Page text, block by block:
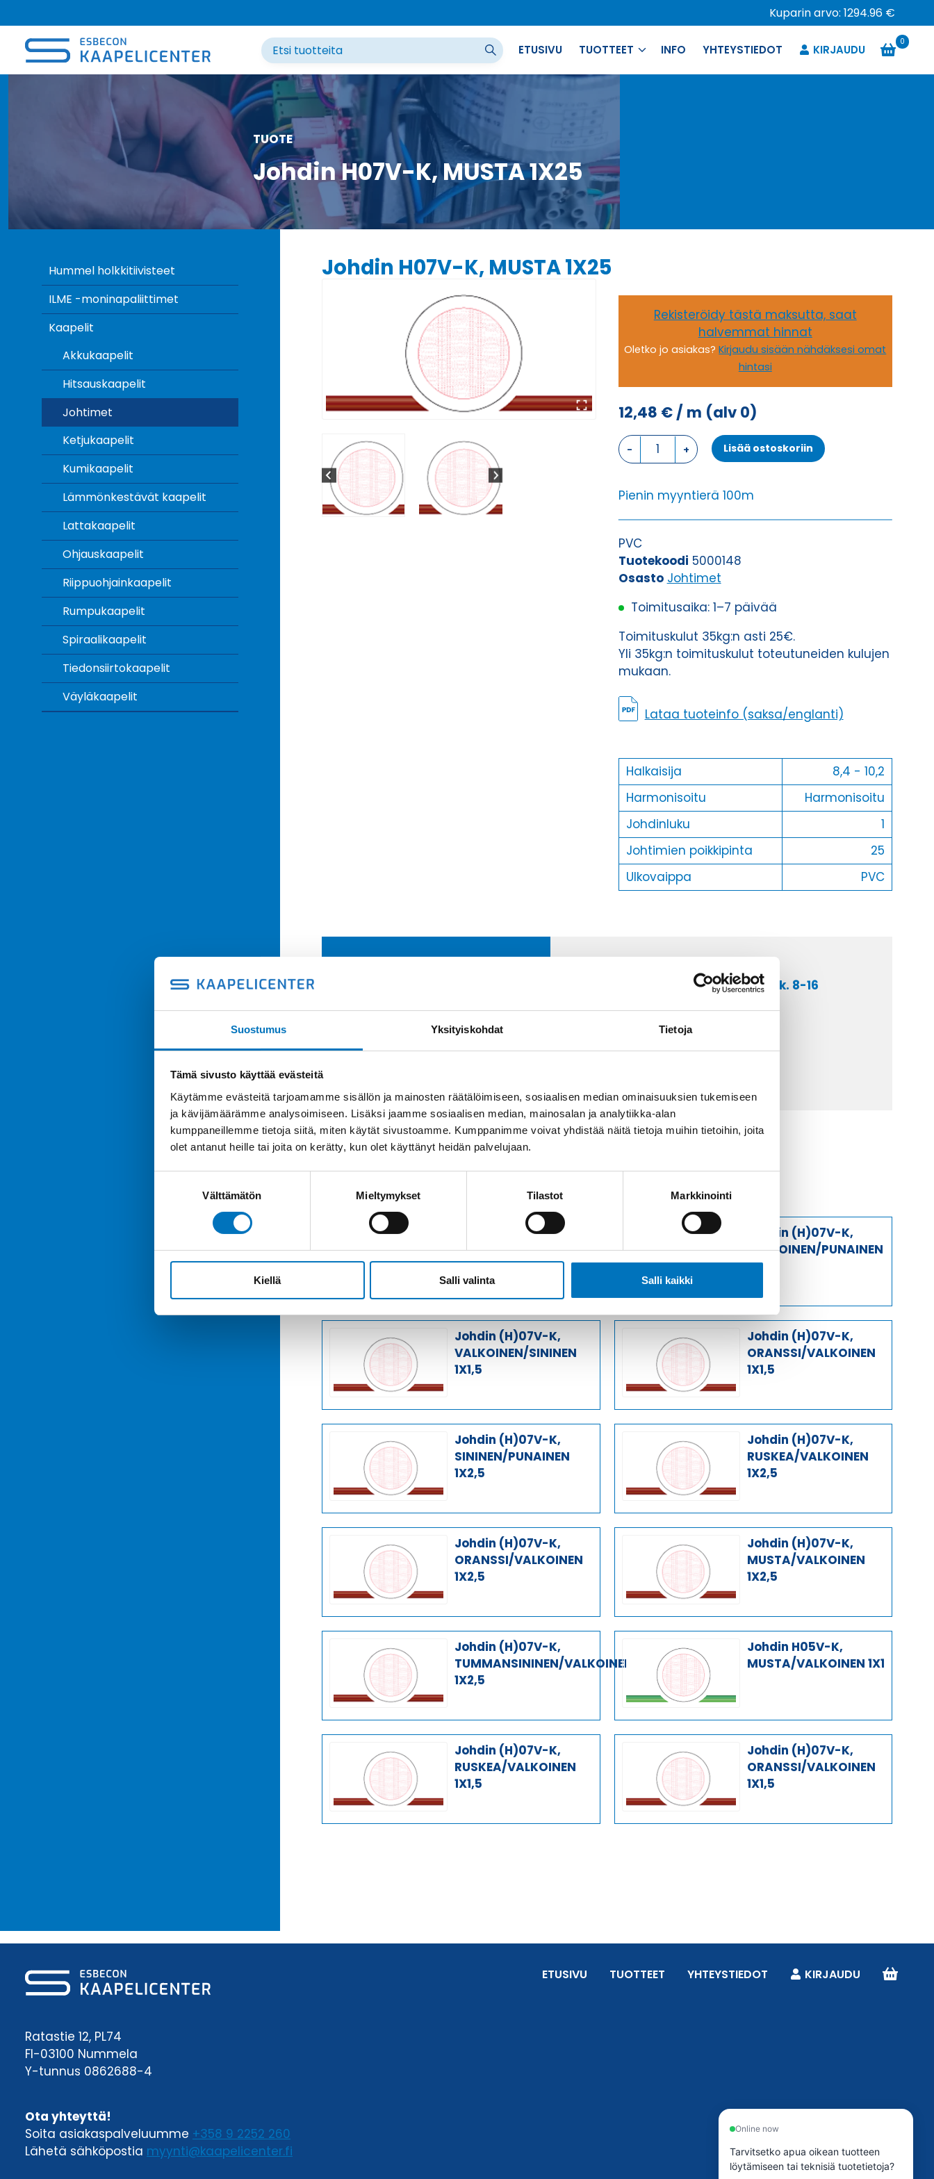
Suostumus Yksityiskohdat Tietoja
Tämä sivusto käyttää evästeitä
Käytämme evästeitä tarjoamamme sisällön ja mainosten räätälöimiseen, sosiaalisen median ominaisuuksien tukemiseen
ja kävijämäärämme analysoimiseen. Lisäksi jaamme sosiaalisen median, mainosalan ja analytiikka-alan
kumppaneillemme tietoja siitä, miten käytät sivustoamme. Kumppanimme voivat yhdistää näitä tietoja muihin tietoihin, joita
olet antanut heille tai joita on kerätty, kun olet käyttänyt heidän palvelujaan.
Välttämätön Mieltymykset Tilastot Markkinointi
Kiellä Salli valinta Salli kaikki
sisältöön
Kuparin arvo: 1294.96 €
ETUSIVU TUOTTEET INFO YHTEYSTIEDOT KIRJAUDU
0
TUOTE
Johdin H07V-K, MUSTA 1X25
Hummel holkkitiivisteet
ILME -moninapaliittimet
Kaapelit
Akkukaapelit
Hitsauskaapelit
Johtimet
Ketjukaapelit
Kumikaapelit
Lämmönkestävät kaapelit
Lattakaapelit
Ohjauskaapelit
Riippuohjainkaapelit
Rumpukaapelit
Spiraalikaapelit
Tiedonsiirtokaapelit
Väyläkaapelit
Johdin H07V-K, MUSTA 1X25
Rekisteröidy tästä maksutta, saat
halvemmat hinnat
Oletko jo asiakas?Kirjaudu sisään nähdäksesi omat
hintasi
12,48 €/ m (alv 0)
Johdin
H07V-
MUSTA
Lisää ostoskoriin
Pienin myyntierä 100m
PVC
Tuotekoodi 5000148
Osasto Johtimet
Toimitusaika: 1–7 päivää
Toimituskulut 35kg:n asti 25€.
Yli 35kg:n toimituskulut toteutuneiden kulujen
mukaan.
Lataa tuoteinfo (saksa/englanti)
Halkaisija
8,4 - 10,2
Harmonisoitu
Harmonisoitu
Johdinluku
1
Johtimien poikkipinta
25
Ulkovaippa
PVC
Anna meidän
auttaa.
Soita asiakaspalveluumme ark. 8-16
Saman kaapelin eri versiot
Johdin (H)07V-K,
MUSTA/VALKOINEN
1X1,5
Johdin (H)07V-K,
VALKOINEN/PUNAINEN
1X1,5
Johdin (H)07V-K,
VALKOINEN/SININEN
1X1,5
Johdin (H)07V-K,
ORANSSI/VALKOINEN
1X1,5
Johdin (H)07V-K,
SININEN/PUNAINEN
1X2,5
Johdin (H)07V-K,
RUSKEA/VALKOINEN
1X2,5
Johdin (H)07V-K,
ORANSSI/VALKOINEN
1X2,5
Johdin (H)07V-K,
MUSTA/VALKOINEN
1X2,5
Johdin (H)07V-K,
TUMMANSININEN/VALKOINEN
1X2,5
Johdin H05V-K,
MUSTA/VALKOINEN 1X1
Johdin (H)07V-K,
RUSKEA/VALKOINEN
1X1,5
Johdin (H)07V-K,
ORANSSI/VALKOINEN
1X1,5
Ratastie 12, PL74
FI-03100 Nummela
Y-tunnus 0862688-4
Ota yhteyttä!
Soita asiakaspalveluumme +358 9 2252 260
Lähetä sähköpostia myynti@kaapelicenter.fi
ETUSIVU TUOTTEET YHTEYSTIEDOT KIRJAUDU
Online now
Tarvitsetko apua oikean tuotteen
löytämiseen tai teknisiä tuotetietoja?